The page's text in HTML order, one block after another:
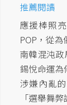
推薦閱讀
應援棒照
POP，從
南韓混沌
錫悅命運為
涉嫌內亂
「選舉舞弊